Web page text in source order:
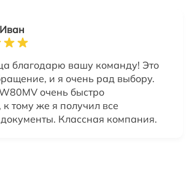
благодарю вашу команду! Это
и я очень рад выбору.
очень быстро
к тому же я получил все
Классная компания.